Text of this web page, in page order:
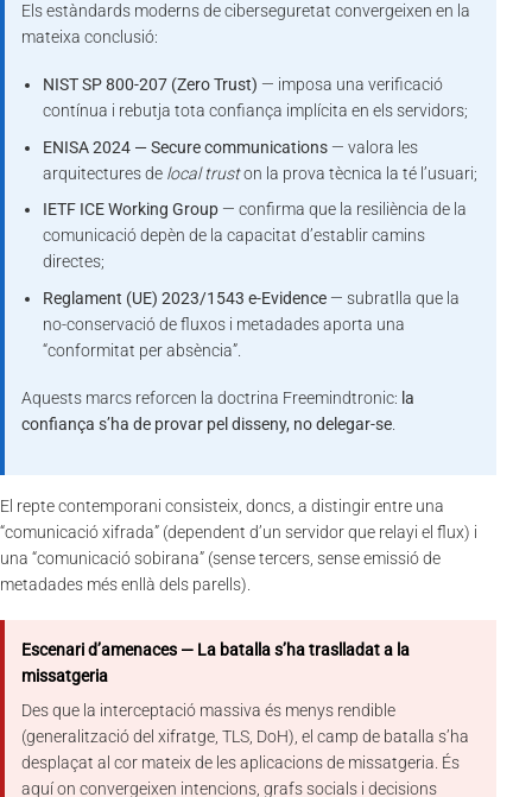
Els estàndards moderns de ciberseguretat convergeixen en la
mateixa conclusió:
NIST SP 800-207 (Zero Trust) — imposa una verificació
contínua i rebutja tota confiança implícita en els servidors;
ENISA 2024 — Secure communications — valora les
arquitectures de local truston la prova tècnica la té l’usuari;
IETF ICE Working Group — confirma que la resiliència de la
comunicació depèn de la capacitat d’establir camins
directes;
Reglament (UE) 2023/1543 e-Evidence — subratlla que la
no-conservació de fluxos i metadades aporta una
“conformitat per absència”.
Aquests marcs reforcen la doctrina Freemindtronic: la
confiança s’ha de provar pel disseny, no delegar-se
El repte contemporani consisteix, doncs, a distingir entre una
“comunicació xifrada” (dependent d’un servidor que relayi el flux) i
una “comunicació sobirana” (sense tercers, sense emissió de
metadades més enllà dels parells).
Escenari d’amenaces — La batalla s’ha traslladat a la
missatgeria
Des que la interceptació massiva és menys rendible
(generalització del xifratge, TLS, DoH), el camp de batalla s’ha
desplaçat al cor mateix de les aplicacions de missatgeria. És
aquí on convergeixen intencions, grafs socials i decisions